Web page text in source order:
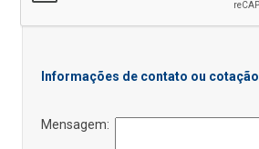
Informações de contato ou cotação
Mensagem: